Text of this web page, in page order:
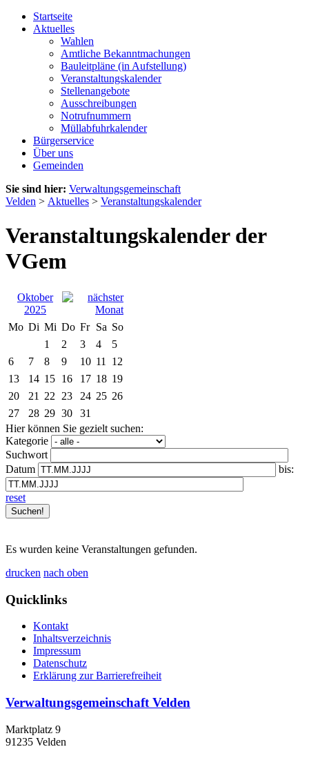
Startseite
Aktuelles
Wahlen
Amtliche Bekanntmachungen
Bauleitpläne (in Aufstellung)
Veranstaltungskalender
Stellenangebote
Ausschreibungen
Notrufnummern
Müllabfuhrkalender
Bürgerservice
Über uns
Gemeinden
Sie sind hier: Verwaltungsgemeinschaft
Velden > Aktuelles > Veranstaltungskalender
Veranstaltungskalender der
VGem
Oktober
2025
Mo Di Mi Do Fr Sa So
1
2 3 4
5
6
7 8 9 10 11
12
13
14 15 16 17 18 19
20
21 22 23 24 25 26
27
28 29 30
31
Hier können Sie gezielt suchen:
Kategorie
Suchwort
Datum
bis:
reset
Es wurden keine Veranstaltungen gefunden.
drucken nach oben
Quicklinks
Kontakt
Inhaltsverzeichnis
Impressum
Datenschutz
Erklärung zur Barrierefreiheit
Verwaltungsgemeinschaft Velden
Marktplatz 9
91235 Velden